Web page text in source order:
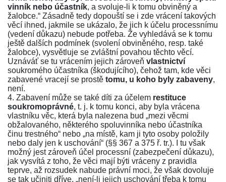
vinník nebo účastník, a svoluje-li k tomu obviněný a
žalobce.“ Zásadně tedy dopouští se i zde vrácení takových
věcí ihned, jakmile se ukázalo, že jich k účelu processnímu
(vedení důkazu) nebude potřeba. Že vyhledává se k tomu
ještě dalších podmínek (svolení obviněného, resp. také
žalobce), vysvětluje se zvláštní povahou těchto věcí.
Uznáváť se tu vrácením jejich zároveň vlastnictví
soukromého účastníka (škodujícího), čehož tam, kde věci
zabavené vracejí se prostě tomu, u koho byly zabaveny,
není.
4. Zabavení může se také díti za účelem restituce
soukromoprávné, t. j. k tomu konci, aby byla vrácena
vlastníku věc, která byla nalezena bud „mezi věcmi
obžalovaného, některého spoluvinníka nebo účastníka
činu trestného“ nebo „na místě, kam ji tyto osoby položily
nebo daly jen k uschování“ (§§ 367 a 375 ř. tr.). I tu však
možný jest zároveň účel processní (zabezpečení důkazu),
jak vysvítá z toho, že věci mají býti vráceny z pravidla
teprve, až rozsudek nabude právní moci, že však dovoluje
se tak učiniti dříve, „není-li jejich uschování třeba k tomu